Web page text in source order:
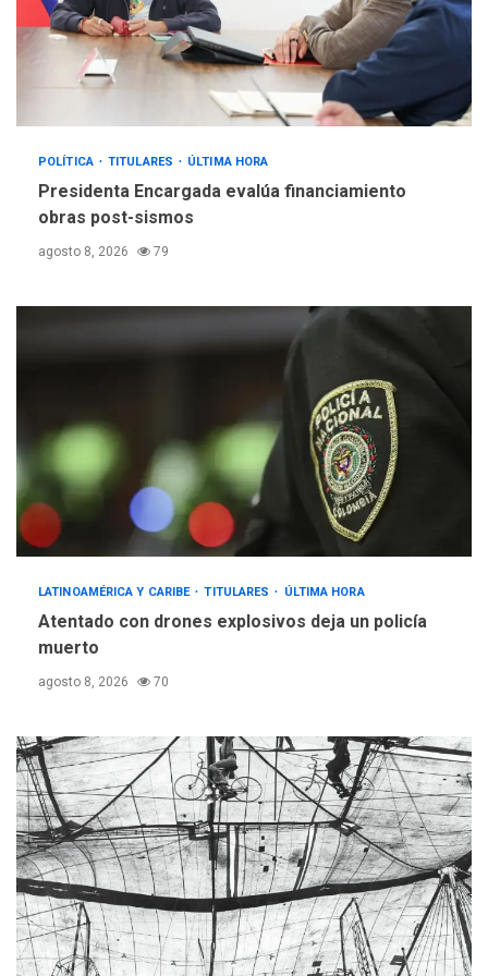
POLÍTICA TITULARES ÚLTIMA HORA
Presidenta Encargada evalúa financiamiento
obras post-sismos
agosto 8, 2026 79
LATINOAMÉRICA Y CARIBE TITULARES ÚLTIMA HORA
Atentado con drones explosivos deja un policía
muerto
agosto 8, 2026 70